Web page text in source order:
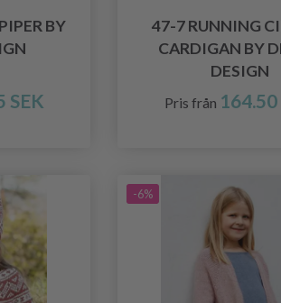
BY
SEK
47-7 RUNNING
CARDIGAN BY
DESIGN
Pris från 164.50
-6%